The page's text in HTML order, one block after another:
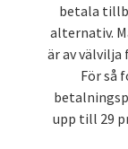
betala
alternativ.
är av välvilja
För så
upp till 29